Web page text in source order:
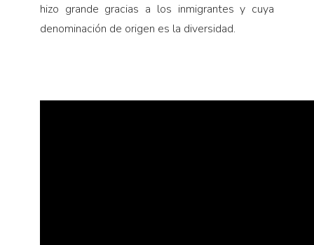
hizo grande gracias a los inmigrantes y cuya
denominación de origen es la diversidad.